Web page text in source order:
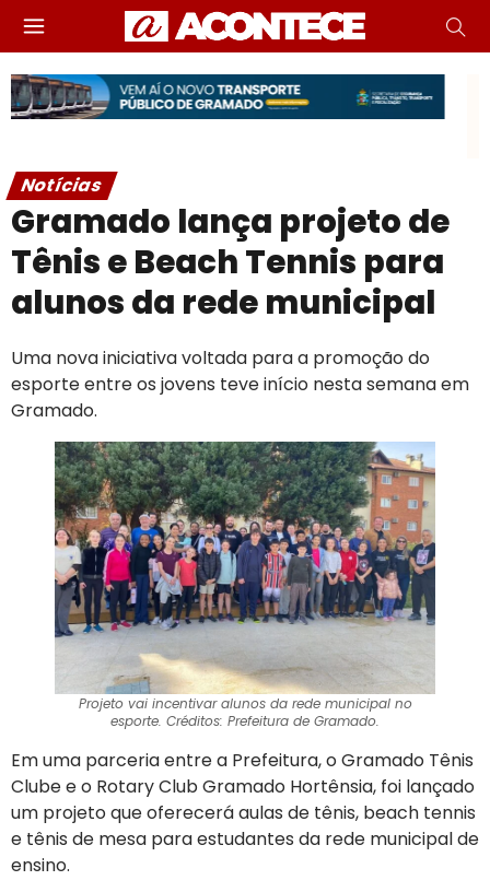
Notícias
Gramado lança projeto de
Tênis e Beach Tennis para
alunos da rede municipal
Uma nova iniciativa voltada para a promoção do
esporte entre os jovens teve início nesta semana em
Gramado.
Projeto vai incentivar alunos da rede municipal no
esporte. Créditos: Prefeitura de Gramado.
Em uma parceria entre a Prefeitura, o Gramado Tênis
Clube e o Rotary Club Gramado Hortênsia, foi lançado
um projeto que oferecerá aulas de tênis, beach tennis
e tênis de mesa para estudantes da rede municipal de
ensino.